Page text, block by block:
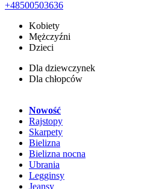
+48500503636
Kobiety
Mężczyźni
Dzieci
Dla dziewczynek
Dla chłopców
Nowość
Rajstopy
Skarpety
Bielizna
Bielizna nocna
Ubrania
Legginsy
Jeansy